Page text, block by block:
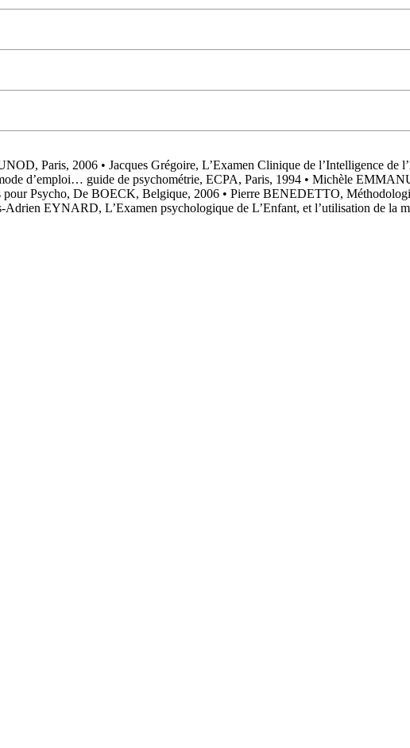
Paris, 2006 • Jacques Grégoire, L’Examen Clinique de l’Intelligence
d’emploi… guide de psychométrie, ECPA, Paris, 1994 • Michèle
Psycho, De BOECK, Belgique, 2006 • Pierre BENEDETTO,
EYNARD, L’Examen psychologique de L’Enfant, et l’utilisation de la